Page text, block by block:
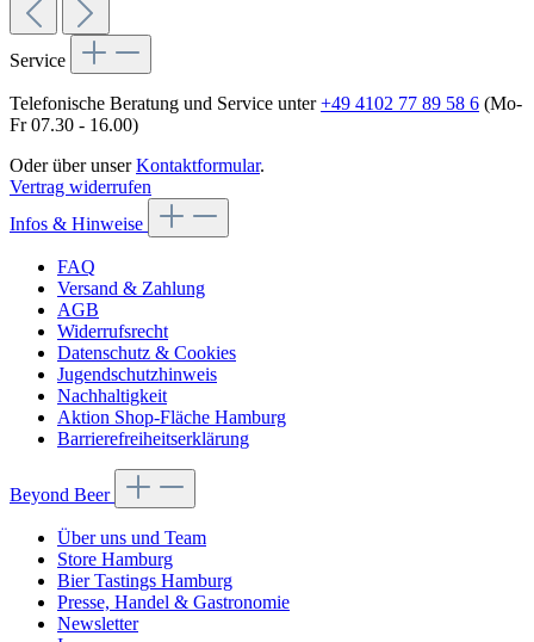
Service
Telefonische Beratung und Service unter+49 4102 77 89 58 6 (Mo-
Fr 07.30 - 16.00)
Oder über unserKontaktformular.
Vertrag widerrufen
Infos & Hinweise
FAQ
Versand & Zahlung
AGB
Widerrufsrecht
Datenschutz & Cookies
Jugendschutzhinweis
Nachhaltigkeit
Aktion Shop-Fläche Hamburg
Barrierefreiheitserklärung
Beyond Beer
Über uns und Team
Store Hamburg
Bier Tastings Hamburg
Presse, Handel & Gastronomie
Newsletter